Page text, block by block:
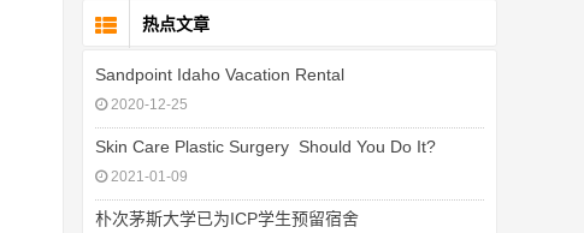
热点文章
Sandpoint Idaho Vacation Rental
2020-12-25
Skin Care Plastic Surgery  Should You Do It?
2021-01-09
朴次茅斯大学已为ICP学生预留宿舍